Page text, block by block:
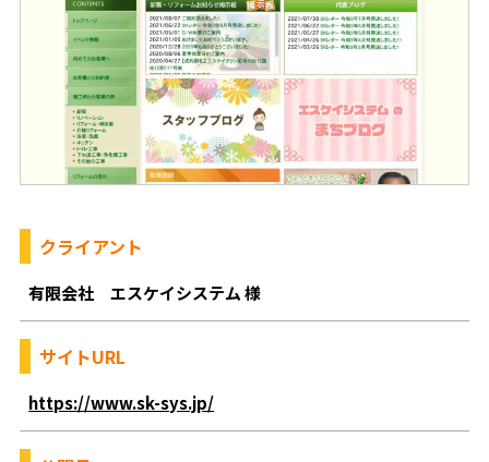
クライアント
有限会社 エスケイシステム 様
サイトURL
https://www.sk-sys.jp/